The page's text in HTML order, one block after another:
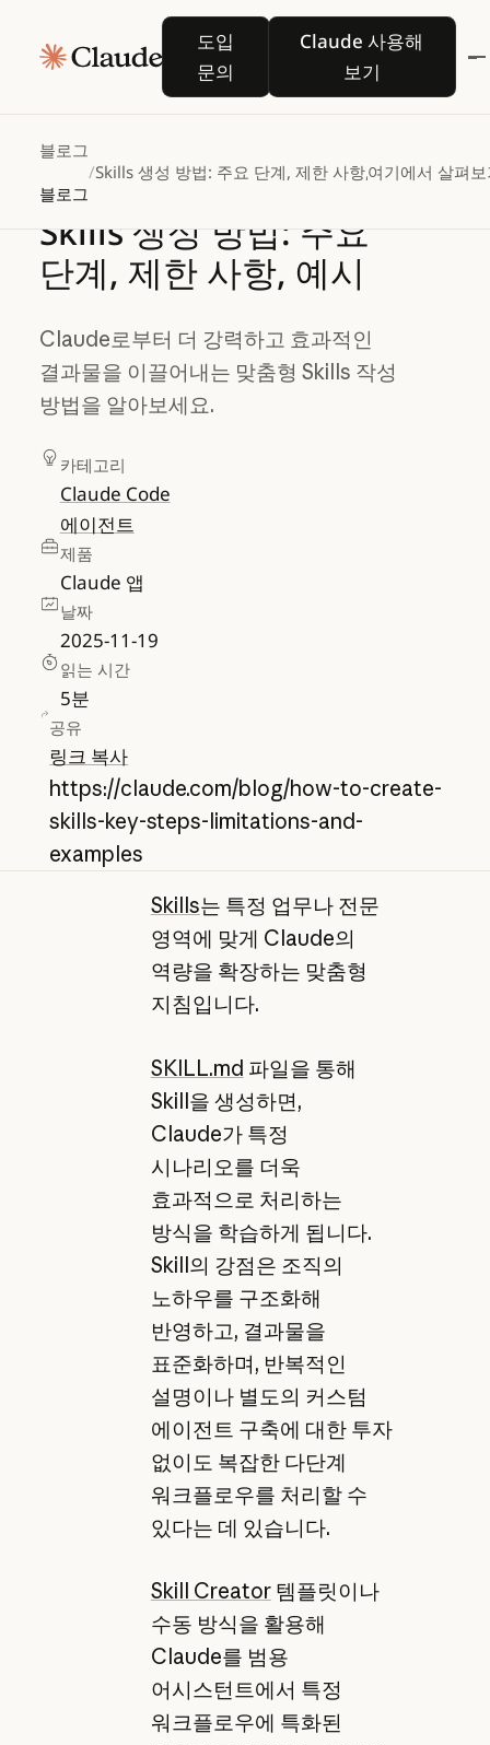
도입
문의
도입 문의
Claude 사용해
보기
Claude 사용해
블로그
블로그
/Skills 생성 방법: 주요 단계, 제한 사항, 예시여기에서 살펴
Skills생성방법:주요
단계, 제한 사항, 예시
Claude로부터 더 강력하고 효과적인
결과물을 이끌어내는 맞춤형 Skills 작성
방법을 알아보세요.
카테고리
Claude Code
에이전트
제품
Claude 앱
날짜
2025-11-19
읽는 시간
5분
공유
링크 복사
https://claude.com/blog/how-to-create-
skills-key-steps-limitations-and-
examples
Skills는 특정 업무나 전문
영역에 맞게 Claude의
역량을 확장하는 맞춤형
지침입니다.
SKILL.md 파일을 통해
Skill을 생성하면,
Claude가 특정
시나리오를 더욱
효과적으로 처리하는
방식을 학습하게 됩니다.
Skill의 강점은 조직의
노하우를 구조화해
반영하고, 결과물을
표준화하며, 반복적인
설명이나 별도의 커스텀
에이전트 구축에 대한 투자
없이도 복잡한 다단계
워크플로우를 처리할 수
있다는 데 있습니다.
Skill Creator템플릿이나
수동 방식을 활용해
Claude를 범용
어시스턴트에서 특정
워크플로우에 특화된